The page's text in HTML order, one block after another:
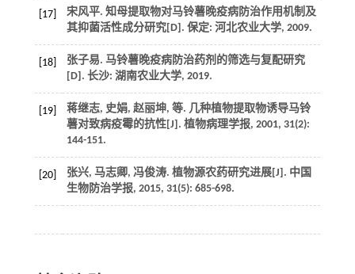
[17] 宋风平. 知母提取物对马铃薯晚疫病防治作用机制及
其抑菌活性成分研究[D]. 保定: 河北农业大学, 2009.
[18] 张子易. 马铃薯晚疫病防治药剂的筛选与复配研究
[D]. 长沙: 湖南农业大学, 2019.
[19] 蒋继志, 史娟, 赵丽坤, 等. 几种植物提取物诱导马铃
薯对致病疫霉的抗性[J]. 植物病理学报, 2001, 31(2):
144-151.
[20] 张兴, 马志卿, 冯俊涛. 植物源农药研究进展[J]. 中国
生物防治学报, 2015, 31(5): 685-698.